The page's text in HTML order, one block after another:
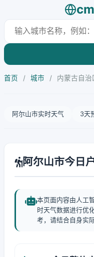
首页 / 城市 / 内蒙古自治
阿尔山市实时天气 3天
阿尔山市今日
本页面内容由人工
时天气数据进行优
考，请结合自身实